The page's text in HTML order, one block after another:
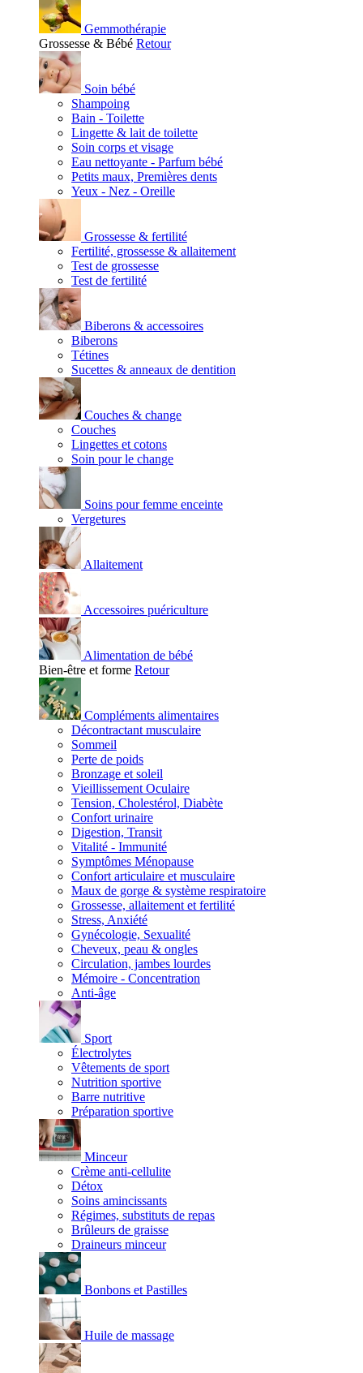
Gemmothérapie
Grossesse & Bébé Retour
Soin bébé
Shampoing
Bain - Toilette
Lingette & lait de toilette
Soin corps et visage
Eau nettoyante - Parfum bébé
Petits maux, Premières dents
Yeux - Nez - Oreille
Grossesse & fertilité
Fertilité, grossesse & allaitement
Test de grossesse
Test de fertilité
Biberons & accessoires
Biberons
Tétines
Sucettes & anneaux de dentition
Couches & change
Couches
Lingettes et cotons
Soin pour le change
Soins pour femme enceinte
Vergetures
Allaitement
Accessoires puériculture
Alimentation de bébé
Bien-être et forme Retour
Compléments alimentaires
Décontractant musculaire
Sommeil
Perte de poids
Bronzage et soleil
Vieillissement Oculaire
Tension, Cholestérol, Diabète
Confort urinaire
Digestion, Transit
Vitalité - Immunité
Symptômes Ménopause
Confort articulaire et musculaire
Maux de gorge & système respiratoire
Grossesse, allaitement et fertilité
Stress, Anxiété
Gynécologie, Sexualité
Cheveux, peau & ongles
Circulation, jambes lourdes
Mémoire - Concentration
Anti-âge
Sport
Électrolytes
Vêtements de sport
Nutrition sportive
Barre nutritive
Préparation sportive
Minceur
Crème anti-cellulite
Détox
Soins amincissants
Régimes, substituts de repas
Brûleurs de graisse
Draineurs minceur
Bonbons et Pastilles
Huile de massage